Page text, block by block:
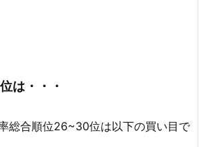
は・・・
総合順位26~30位は以下の買い目で